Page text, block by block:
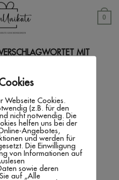
0
MIT
Webseite Cookies.
(z.B. für den
nicht notwendig. Die
helfen uns bei der
Angebotes,
und werden für
Die Einwilligung
von Informationen auf
sowie deren
auf „Alle